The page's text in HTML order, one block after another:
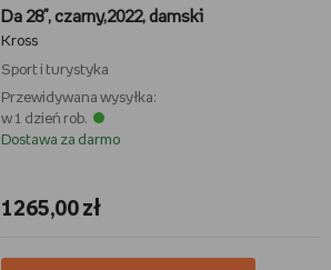
Da 28", czarny,2022, damski
Kross
Sport i turystyka
Przewidywana wysyłka:
w 1 dzień rob.
Dostawa za darmo
1265,00 zł